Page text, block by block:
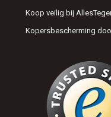
Koop veilig bij
Kopersbescherming